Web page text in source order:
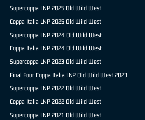
Supercoppa LNP 2025 Old Wild West
Coppa Italia LNP 2025 Old Wild West
Supercoppa LNP 2024 Old Wild West
Coppa Italia LNP 2024 Old Wild West
Supercoppa LNP 2023 Old Wild West
Final Four Coppa Italia LNP Old Wild West 2023
Supercoppa LNP 2022 Old Wild West
Coppa Italia LNP 2022 Old Wild West
Supercoppa LNP 2021 Old Wild West